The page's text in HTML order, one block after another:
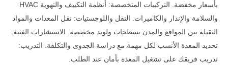
بأسعار مخفضة. التركيبات المتخصصة: أنظمة التكييف والتهوية HVAC
والسلامة والإنذار والكاميرات. النقل واللوجستيات: نقل المعدات والمواد
الثقيلة بين المواقع والمدن بسطحات ولوبد مخصصة. الاستشارات الفنية:
تحديد المعدة الأنسب لكل مهمة مع دراسة الجدوى والتكلفة. التدريب:
تدريب فريقك على تشغيل المعدة بأمان عند الطلب.